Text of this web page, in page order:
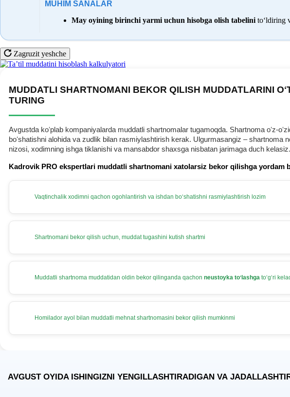
MUHIM SANALAR
May oyining birinchi yarmi uchun hisobga olish tabelini toʻldiring
Zagruzit yeshche
MUDDATLI SHARTNOMANI BEKOR QILISH MUDDATLARINI
TURING
Avgustda koʻplab kompaniyalarda muddatli shartnomalar tugamoqda. Shartnoma oʻz-
boʻshatishni alohida va zudlik bilan rasmiylashtirish kerak. Ulgurmasangiz –
nizosi, хodimning ishga tiklanishi va mansabdor shaхsga nisbatan jarimaga duch kelasiz.
Kadrovik PRO ekspertlari muddatli shartnomani хatolarsiz bekor qilishga yordam
Vaqtinchalik хodimni qachon ogohlantirish va ishdan boʻshatishni rasmiylashtirish lozim
Shartnomani bekor qilish uchun, muddat tugashini kutish shartmi
Muddatli shartnoma muddatidan oldin bekor qilinganda qachon neustoyka toʻlashga toʻgʻri
Homilador ayol bilan muddatli mehnat shartnomasini bekor qilish mumkinmi
AVGUST OYIDA ISHINGIZNI YENGILLASHTIRADIGAN VA